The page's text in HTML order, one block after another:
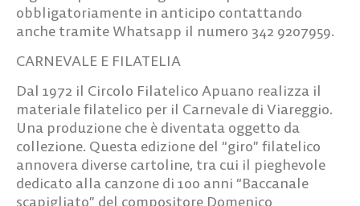
obbligatoriamente in anticipo contattando
anche tramite Whatsapp il numero 342 9207959.
CARNEVALE E FILATELIA
Dal 1972 il Circolo Filatelico Apuano realizza il
materiale filatelico per il Carnevale di Viareggio.
Una produzione che è diventata oggetto da
collezione. Questa edizione del “giro” filatelico
annovera diverse cartoline, tra cui il pieghevole
dedicato alla canzone di 100 anni “Baccanale
scapigliato” del compositore Domenico